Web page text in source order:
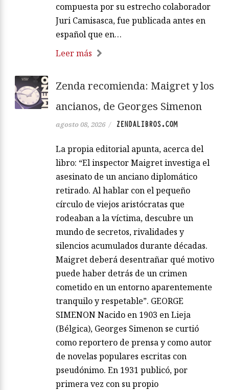
compuesta por su estrecho colaborador
Juri Camisasca, fue publicada antes en
español que en…
Leer más
Zenda recomienda: Maigret y los
ancianos, de Georges Simenon
agosto 08, 2026 / ZENDALIBROS.COM
La propia editorial apunta, acerca del
libro: “El inspector Maigret investiga el
asesinato de un anciano diplomático
retirado. Al hablar con el pequeño
círculo de viejos aristócratas que
rodeaban a la víctima, descubre un
mundo de secretos, rivalidades y
silencios acumulados durante décadas.
Maigret deberá desentrañar qué motivo
puede haber detrás de un crimen
cometido en un entorno aparentemente
tranquilo y respetable”. GEORGE
SIMENON Nacido en 1903 en Lieja
(Bélgica), Georges Simenon se curtió
como reportero de prensa y como autor
de novelas populares escritas con
pseudónimo. En 1931 publicó, por
primera vez con su propio